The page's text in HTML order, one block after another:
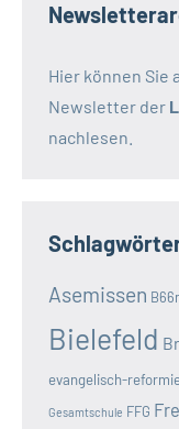
Hier können Sie
Newsletter der
nachlesen.
Asemissen
Bielefeld
evangelisch-
Gesamtschule FFG